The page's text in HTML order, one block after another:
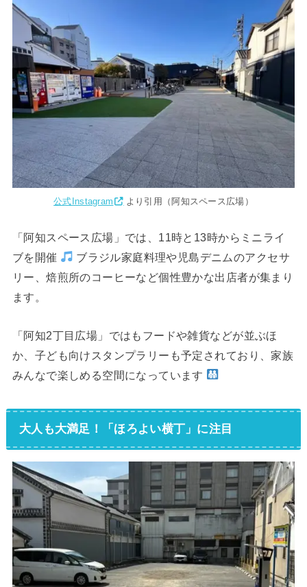
公式Instagram より引用（阿知スペース広場）
「阿知スペース広場」では、11時と13時からミニライ
ブを開催
ブラジル家庭料理や児島デニムのアクセサ
リー、焙煎所のコーヒーなど個性豊かな出店者が集まり
ます。
「阿知2丁目広場」ではもフードや雑貨などが並ぶほ
か、子ども向けスタンプラリーも予定されており、家族
みんなで楽しめる空間になっています
大人も大満足！「ほろよい横丁」に注目